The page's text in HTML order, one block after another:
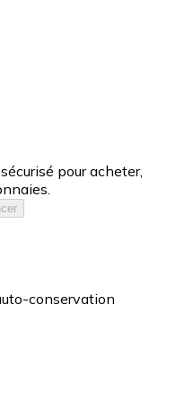
pour acheter,
conservation